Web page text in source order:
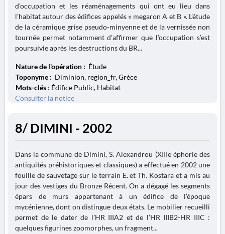
d’occupation et les réaménagements qui ont eu lieu dans
l’habitat autour des édifices appelés « megaron A et B ». L’étude
de la céramique grise pseudo-minyenne et de la vernissée non
tournée permet notamment d’affirmer que l’occupation s’est
poursuivie après les destructions du BR...
Nature de l'opération : Étude
Toponyme : Diminion, region_fr, Grèce
Mots-clés : Édifice Public, Habitat
Consulter la notice
8/ DIMINI - 2002
Dans la commune de Dimini, S. Alexandrou (XIIIe éphorie des
antiquités préhistoriques et classiques) a effectué en 2002 une
fouille de sauvetage sur le terrain E. et Th. Kostara et a mis au
jour des vestiges du Bronze Récent. On a dégagé les segments
épars de murs appartenant à un édifice de l’époque
mycénienne, dont on distingue deux états. Le mobilier recueilli
permet de le dater de l’HR IIIA2 et de l’HR IIIB2-HR IIIC :
quelques figurines zoomorphes, un fragment...